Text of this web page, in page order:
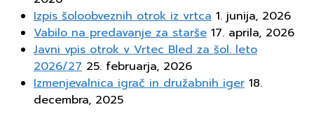
Izpis šoloobveznih otrok iz vrtca 1. junija, 2026
Vabilo na predavanje za starše 17. aprila, 2026
Javni vpis otrok v Vrtec Bled za šol. leto
2026/27 25. februarja, 2026
Izmenjevalnica igrač in družabnih iger 18.
decembra, 2025